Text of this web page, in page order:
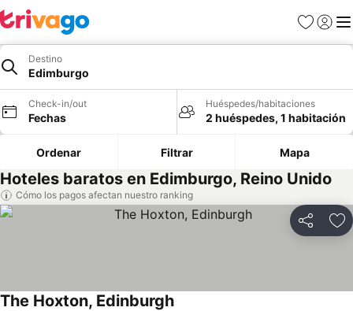
Favoritos
Iniciar
Destino
Edimburgo
Check-in/out
Fechas
Huéspedes/habitaciones
2 huéspedes, 1 habitación
Ordenar Filtrar Mapa
Hoteles baratos en Edimburgo, Reino Unido
Cómo los pagos afectan nuestro ranking
Compartir
The Hoxton, Edinburgh